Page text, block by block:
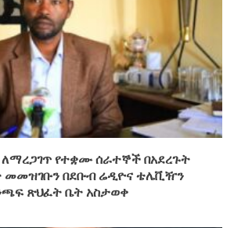
የተቋሙ ሰራተኞች በአደረጉት
መመዝገቡን በደቡብ ሬዲዮና ቴሌቪዥን
ጽህፈት ቤት አስታወቀ